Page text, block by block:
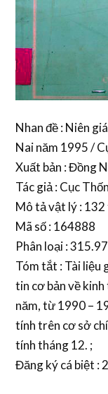
Nhan đề : Niên
Nai năm 1995 /
Xuất bản : Đồng
Tác giả : Cục
Mô tả vật lý : 132
Mã số : 164888
Phân loại :
Tóm tắt : Tài liệu
tin cơ bản về
năm, từ 1990 –
tính trên cơ sở
tính tháng 12. ;
Đăng ký cá biệt :